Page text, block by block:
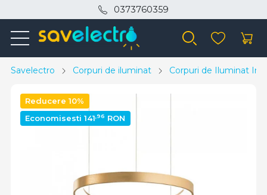
0373760359
Savelectro Corpuri de iluminat Corpuri de Iluminat
Reducere 10%
Economisesti 141,96 RON